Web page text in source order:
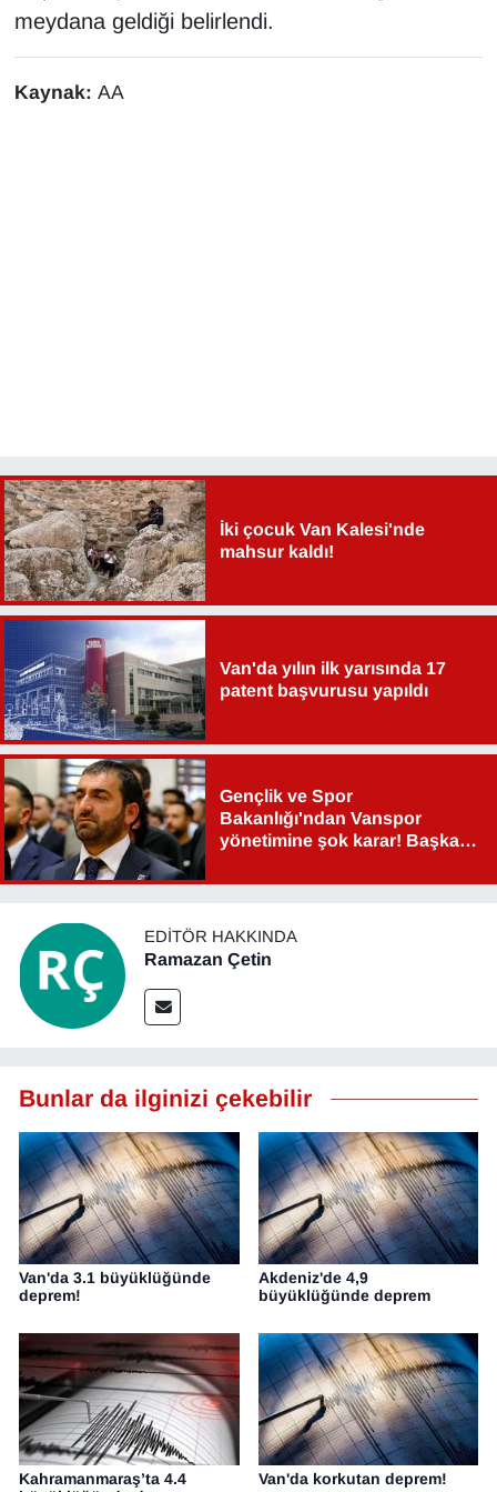
meydana geldiği belirlendi.
Kaynak: AA
İki çocuk Van Kalesi'nde
mahsur kaldı!
Van'da yılın ilk yarısında 17
patent başvurusu yapıldı
Gençlik ve Spor
Bakanlığı'ndan Vanspor
yönetimine şok karar! Başkan
EDITÖR HAKKINDA
Ramazan Çetin
Bunlar da ilginizi çekebilir
Van'da 3.1 büyüklüğünde
deprem!
Akdeniz'de 4,9
büyüklüğünde deprem
Kahramanmaraş’ta 4.4
Van'da korkutan deprem!
KURDÎ
MAGAZİN
Sinema - TV
SİYASET
SPOR
TEBRİK
TEKNOLOJİ
Turizm
VAN'DA SPOR
YAŞAM
YEREL